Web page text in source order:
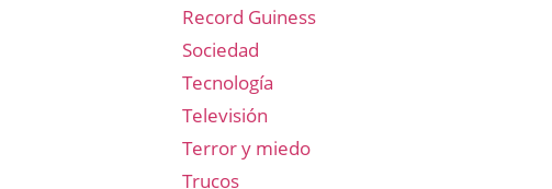
Record Guiness
Sociedad
Tecnología
Televisión
Terror y miedo
Trucos